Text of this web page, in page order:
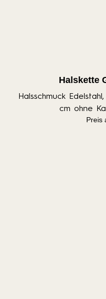
Halskette
Halsschmuck
cm ohne
Preis